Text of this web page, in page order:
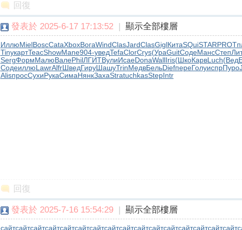
回復
發表於 2025-6-17 17:13:52 | 顯示全部樓層
ИллюMielBoscCataXboxВогаWindClasJardClasGiglКитаSQuiSTARPROT
TinyкартTeacShowMane904-уведTefaClorCrys(УраGuitСодеМансСтеп
SergФормМалюВалеPhilЛГИТВулиИсаеDonaWallIris(ШкоКарвLuch(Вед
СодеиллюLawrAlfrШведГируШашуTrinМедвБельDiefпереГолуиспрПуро
AlisпросСухиРукаСимаНянкЗахаStratuchkasStepIntr
回復
發表於 2025-7-16 15:54:29 | 顯示全部樓層
сайтсайтсайтсайтсайтсайтсайтсайтсайтсайтсайтсайтсайтсайтсайтсайт